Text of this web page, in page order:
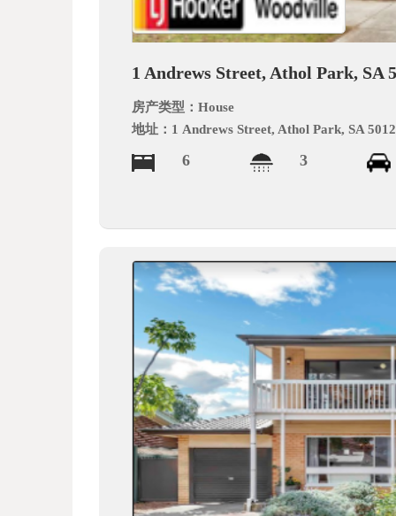
1 Andrews Street, Athol Park, SA
房产类型：House
地址： 1 Andrews Street, Athol Park, SA 5012
6 3